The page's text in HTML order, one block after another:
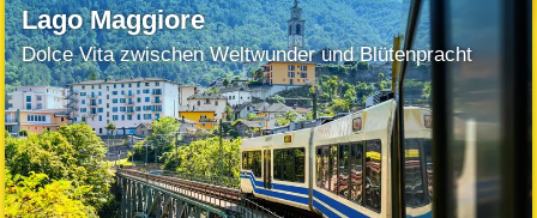
Lago Maggiore
Dolce Vita zwischen Weltwunder und Blütenpracht